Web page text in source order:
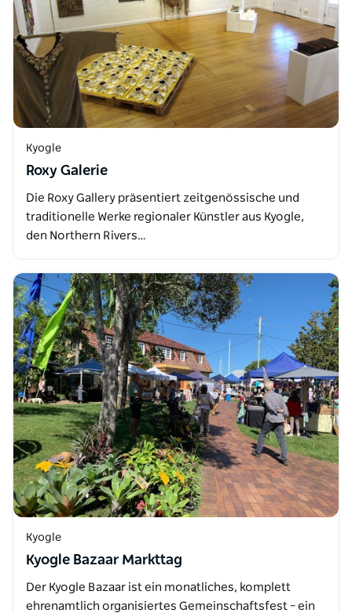
Kyogle
Roxy Galerie
Die Roxy Gallery präsentiert zeitgenössische und
traditionelle Werke regionaler Künstler aus Kyogle,
den Northern Rivers…
Kyogle
Kyogle Bazaar Markttag
Der Kyogle Bazaar ist ein monatliches, komplett
ehrenamtlich organisiertes Gemeinschaftsfest – ein